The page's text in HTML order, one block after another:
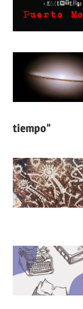
tiempo”